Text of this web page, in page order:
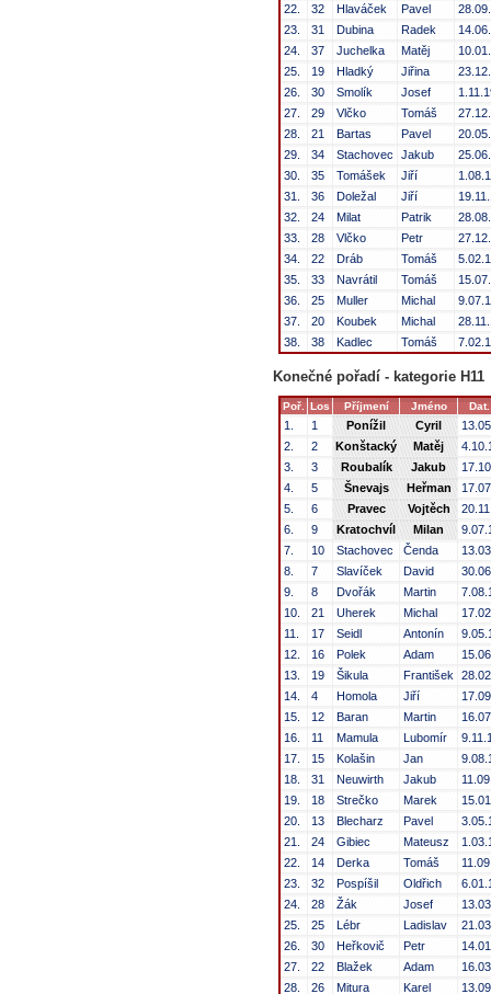
22.
32 Hlaváček Pavel
23.
31 Dubina Radek
24.
37 Juchelka Matěj
25.
19 Hladký Jiřina
26.
30 Smolík Josef
27.
29 Vlčko Tomáš
28.
21 Bartas Pavel
29.
34 Stachovec Jakub
30.
35 Tomášek Jiří
31.
36 Doležal Jiří
32.
24 Milat Patrik
33.
28 Vlčko Petr
34.
22 Dráb Tomáš
35.
33 Navrátil Tomáš
36.
25 Muller Michal
37.
20 Koubek Michal
38.
38 Kadlec Tomáš
Konečné pořadí - kategorie H11
Poř. Los Příjmení Jméno
1. 1 Ponížil Cyril
2.
2 Konštacký Matěj
3.
3 Roubalík Jakub
4.
5 Šnevajs Heřman
5.
6 Pravec Vojtěch
6.
9 Kratochvíl Milan
7.
10 Stachovec Čenda
8.
7 Slavíček David
9.
8 Dvořák Martin
10.
21 Uherek Michal
11.
17 Seidl Antonín
12.
16 Polek Adam
13.
19 Šikula František
14.
4 Homola Jiří
15.
12 Baran Martin
16.
11 Mamula Lubomír
17.
15 Kolašin Jan
18.
31 Neuwirth Jakub
19.
18 Strečko Marek
20.
13 Blecharz Pavel
21.
24 Gibiec Mateusz
22.
14 Derka Tomáš
23.
32 Pospíšil Oldřich
24.
28 Žák Josef
25.
25 Lébr Ladislav
26.
30 Heřkovič Petr
27.
22 Blažek Adam
28.
26 Mitura Karel